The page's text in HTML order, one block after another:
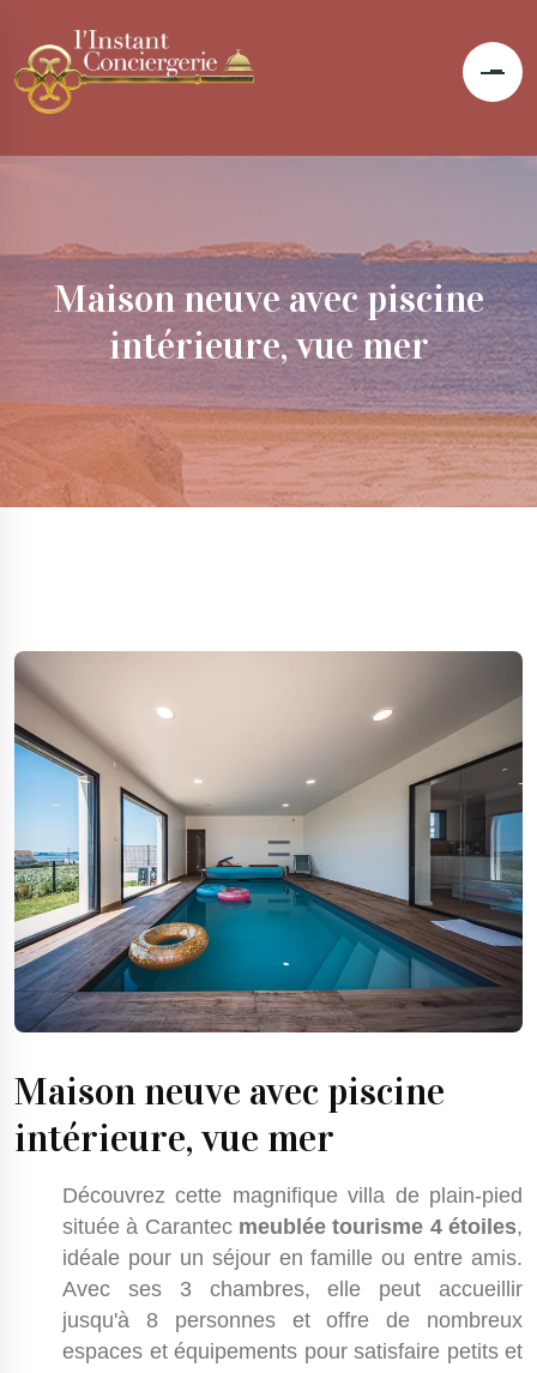
Maison neuve avec piscine
intérieure, vue mer
Maison neuve avec piscine
intérieure, vue mer
Découvrez cette magnifique villa de plain-pied
située à Carantec meublée tourisme 4 étoiles,
idéale pour un séjour en famille ou entre amis.
Avec ses 3 chambres, elle peut accueillir
jusqu'à 8 personnes et offre de nombreux
espaces et équipements pour satisfaire petits et